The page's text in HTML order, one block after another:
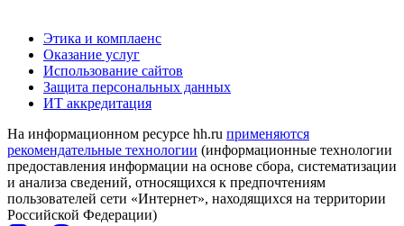
Этика и комплаенс
Оказание услуг
Использование сайтов
Защита персональных данных
ИТ аккредитация
На информационном ресурсе hh.ru применяются
рекомендательные технологии (информационные технологии
предоставления информации на основе сбора, систематизации
и анализа сведений, относящихся к предпочтениям
пользователей сети «Интернет», находящихся на территории
Российской Федерации)